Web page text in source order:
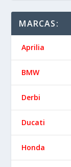
MARCAS:
Aprilia
BMW
Derbi
Ducati
Honda